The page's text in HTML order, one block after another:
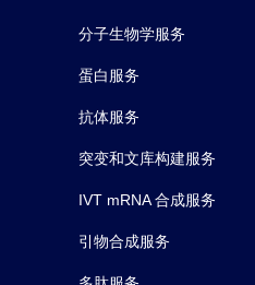
分子生物学服务
蛋白服务
抗体服务
突变和文库构建服务
IVT mRNA 合成服务
引物合成服务